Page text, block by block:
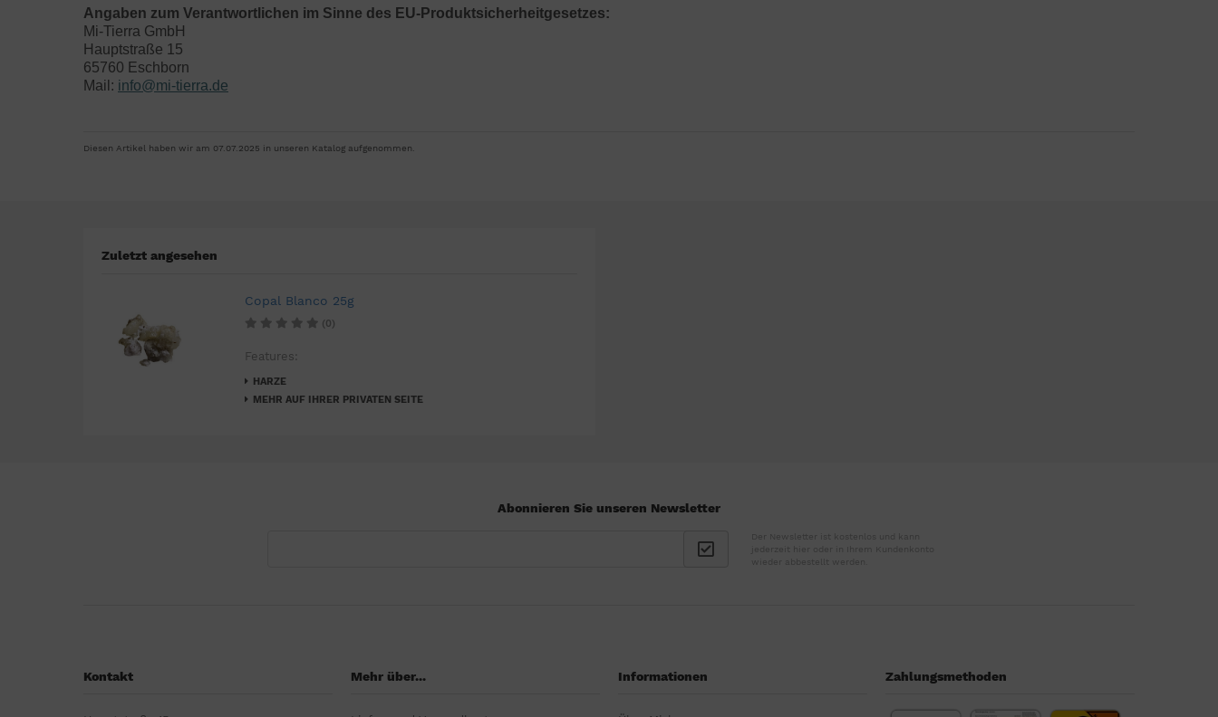
Angaben zum Verantwortlichen im Sinne des EU-Produktsicherheitgesetzes:
Mi-Tierra GmbH
Hauptstraße 15
65760 Eschborn
Mail: info@mi-tierra.de
Diesen Artikel haben wir am 07.07.2025 in unseren Katalog aufgenommen.
Zuletzt angesehen
Copal Blanco 25g
(0)
Features:
HARZE
MEHR AUF IHRER PRIVATEN SEITE
Abonnieren Sie unseren Newsletter
Der Newsletter ist kostenlos und kann
jederzeit hier oder in Ihrem Kundenkonto
wieder abbestellt werden.
Kontakt Mehr über... Informationen Zahlungsmethoden